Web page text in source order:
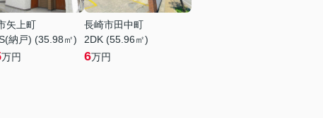
矢上町
納戸) (35.98㎡)
万円
長崎市田中町
2DK (55.96㎡)
6万円